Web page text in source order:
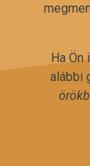
Ha
alábbi